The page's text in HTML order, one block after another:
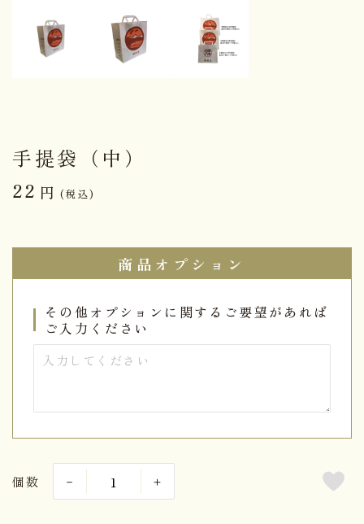
手提袋（中）
22 円 (税込)
商品オプション
その他オプションに関するご要望があれば
ご入力ください
個数